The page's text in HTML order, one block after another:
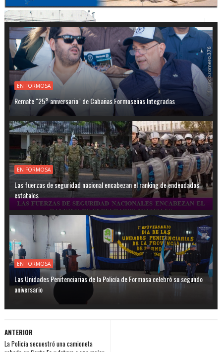
EN FORMOSA
Remate "25° aniversario" de Cabañas Formoseñas Integradas
EN FORMOSA
Las fuerzas de seguridad nacional encabezan el ranking de endeudados
estatales
EN FORMOSA
Las Unidades Penitenciarias de la Policía de Formosa celebró su segundo
aniversario
ANTERIOR
La Policía secuestró una camioneta